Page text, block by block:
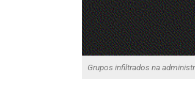
Grupos infiltrados na